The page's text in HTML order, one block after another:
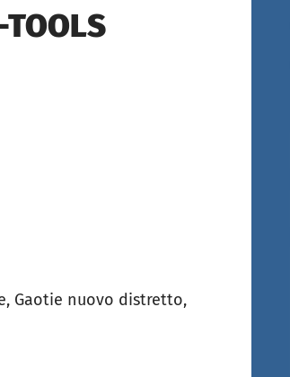
TOOLS
Gaotie nuovo distretto,